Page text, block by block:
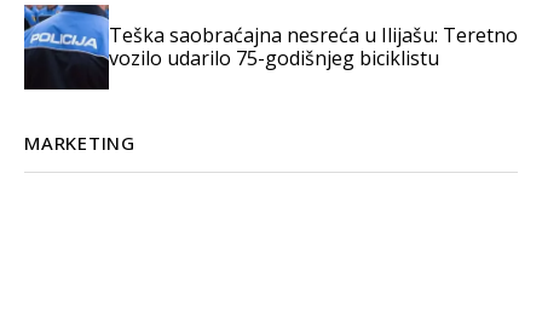
Teška saobraćajna nesreća u Ilijašu: Teretno
vozilo udarilo 75-godišnjeg biciklistu
MARKETING